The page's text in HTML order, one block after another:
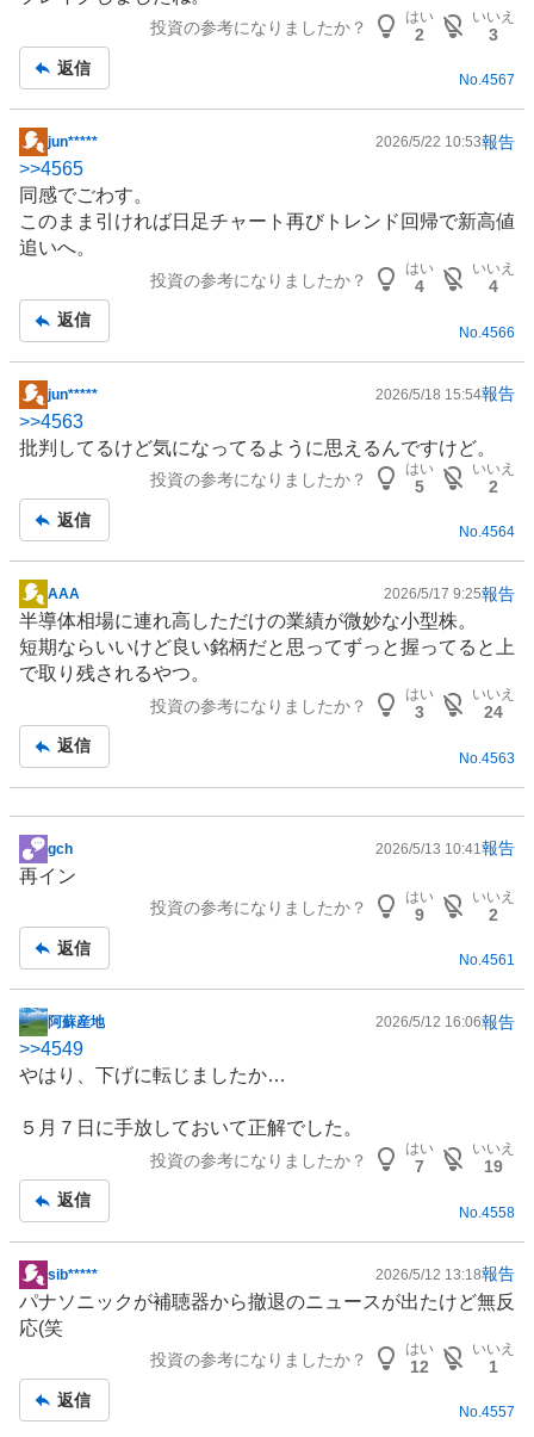
示
事
投資の参考になりましたか？
はい
2
いいえ
3
返信
No.4567
掲
示
板
記
事
jun***** 2026/5/22 10:53報告
>>4565
同感でごわす。
このまま引ければ日足チャート再びトレンド回帰で新高値
追いへ。
投資の参考になりましたか？
はい
4
いいえ
4
返信
No. 4566
掲
示
板
jun***** 2026/5/18 15:54報告
>>4563
批判してるけど気になってるように思えるんですけど。
投資の参考になりましたか？
はい
5
いいえ
2
返信
No.4564
掲
示
板
記
AAA 2026/5/17 9:25報告
半導体相場に連れ高しただけの業績が微妙な小型株。
短期ならいいけど良い銘柄だと思ってずっと握ってると上
で取り残されるやつ。
投資の参考になりましたか？
はい
3
いいえ
24
返信
No. 4563
掲
示
事
gch 2026/5/13 10:41 報告
再イン
投資の参考になりましたか？
はい
9
いいえ
2
返信
No.4561
掲
示
板
事
阿蘇産地 2026/5/12 16:06報告
>>4549
やはり、下げに転じましたか…
５月７日に手放しておいて正解でした。
投資の参考になりましたか？
はい
7
いいえ
19
返信
No. 4558
掲
示
板
sib***** 2026/5/12 13:18報告
パナソニックが補聴器から撤退のニュースが出たけど無反
応(笑
投資の参考になりましたか？
はい
12
いいえ
1
返信
No.4557